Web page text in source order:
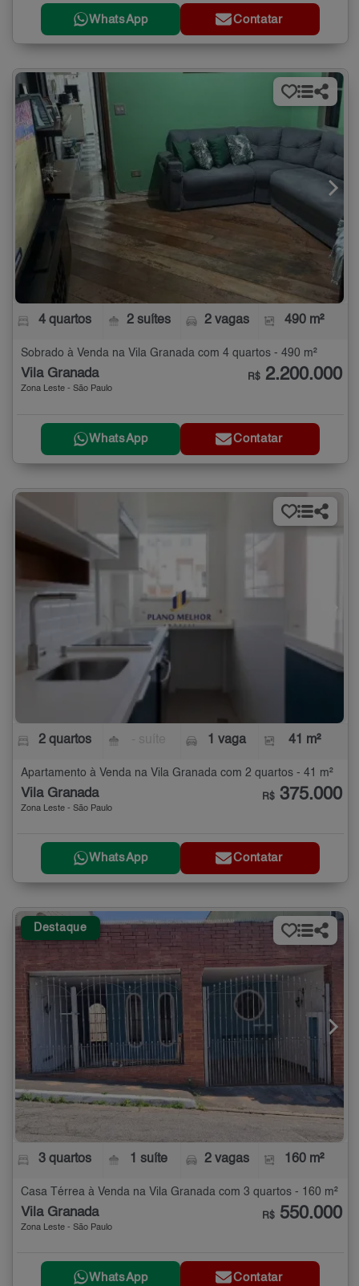
WhatsApp Contatar
4 quartos 2 suítes 2 vagas 490 m²
Sobrado à Venda na Vila Granada com 4 quartos - 490 m²
Vila Granada
Zona Leste - São Paulo
R$ 2.200.000
WhatsApp Contatar
2 quartos 1 vaga 41 m²
Apartamento à Venda na Vila Granada com 2 quartos - 41 m²
Vila Granada
Zona Leste - São Paulo
R$ 375.000
WhatsApp Contatar
Destaque
3 quartos 1 suíte 2 vagas 160 m²
Casa Térrea à Venda na Vila Granada com 3 quartos - 160 m²
Vila Granada
Zona Leste - São Paulo
R$ 550.000
WhatsApp Contatar